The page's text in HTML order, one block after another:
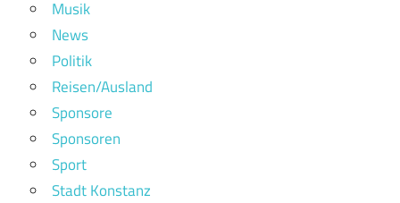
Musik
News
Politik
Reisen/Ausland
Sponsore
Sponsoren
Sport
Stadt Konstanz